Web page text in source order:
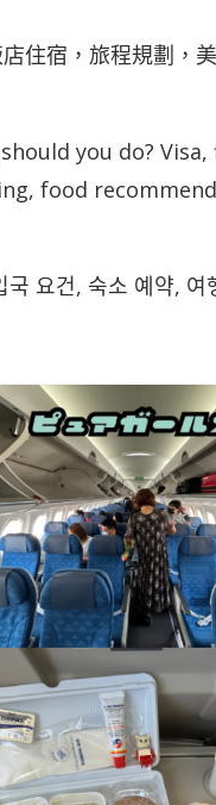
住宿，旅程規劃，
you do?
food
요건, 숙소 예약, 여